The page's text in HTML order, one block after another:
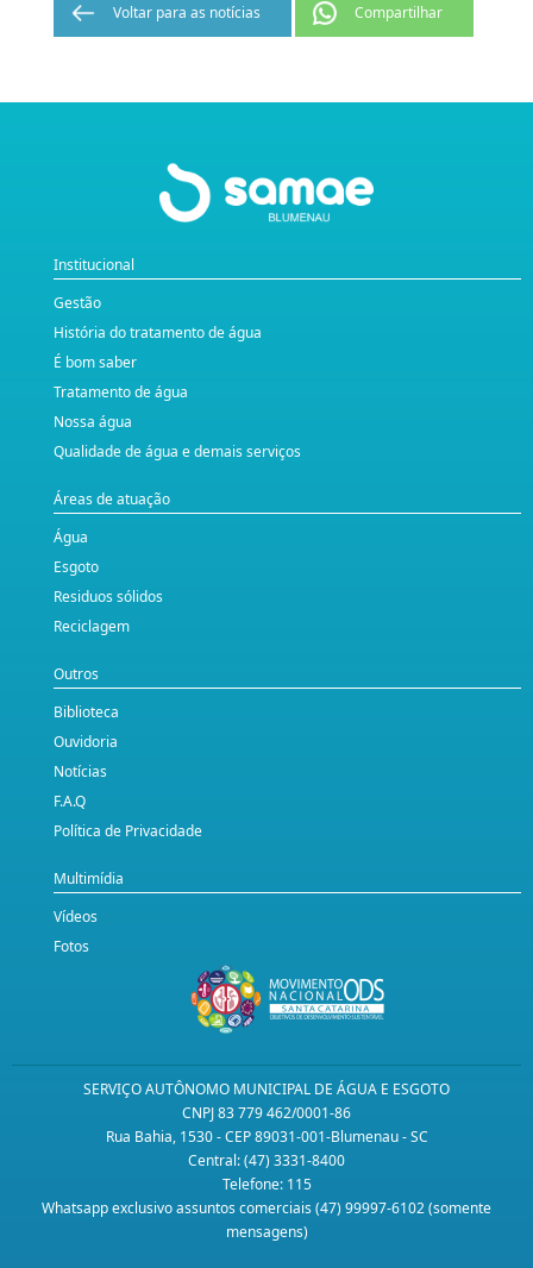
Voltar para as notícias Compartilhar
Institucional
Gestão
História do tratamento de água
É bom saber
Tratamento de água
Nossa água
Qualidade de água e demais serviços
Áreas de atuação
Água
Esgoto
Residuos sólidos
Reciclagem
Outros
Biblioteca
Ouvidoria
Notícias
F.A.Q
Política de Privacidade
Multimídia
Vídeos
Fotos
SERVIÇO AUTÔNOMO MUNICIPAL DE ÁGUA E ESGOTO
CNPJ 83 779 462/0001-86
Rua Bahia, 1530 - CEP 89031-001-Blumenau - SC
Central: (47) 3331-8400
Telefone: 115
Whatsapp exclusivo assuntos comerciais (47) 99997-6102 (somente
mensagens)